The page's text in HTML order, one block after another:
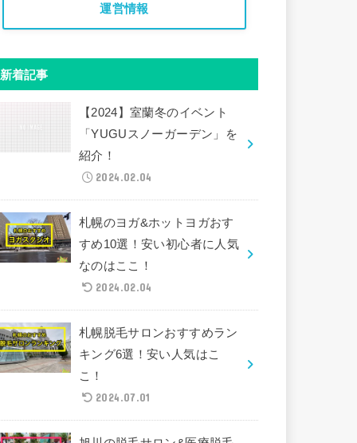
運営情報
新着記事
【2024】室蘭冬のイベント
「YUGUスノーガーデン」を
紹介！
2024.02.04
札幌のヨガ&ホットヨガおす
すめ10選！安い初心者に人気
なのはここ！
2024.02.04
札幌脱毛サロンおすすめラン
キング6選！安い人気はこ
こ！
2024.07.01